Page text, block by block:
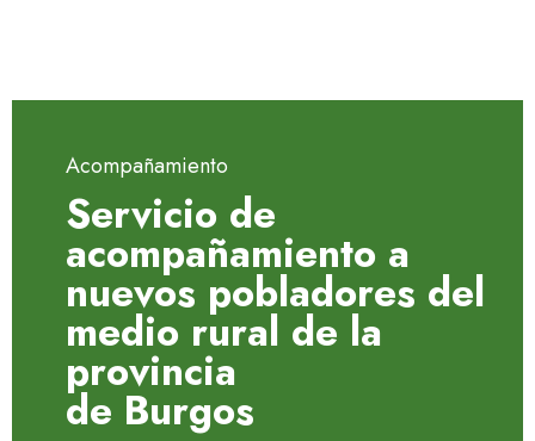
Acompañamiento
Servicio de
acompañamiento a
nuevos pobladores del
medio rural de la
provincia
de Burgos